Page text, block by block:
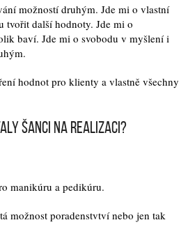
možností druhým. Jde mi o vlastní
tvořit další hodnoty. Jde mi o
baví. Jde mi o svobodu v myšlení i
hodnot pro klienty a vlastně všechny
ŠANCI NA REALIZACI?
manikúru a pedikúru.
možnost poradenstvtví nebo jen tak